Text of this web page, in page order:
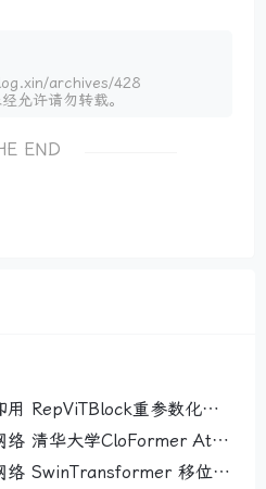
archives/428
允许请勿转载。
END
化视
参数化技术破解训练推理效
兼得
Attn
下文感知权重增强局部感
完美融合
位窗